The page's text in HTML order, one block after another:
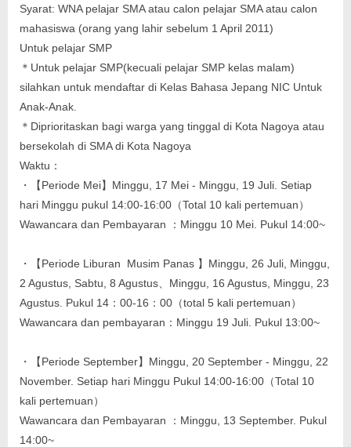
Syarat: WNA pelajar SMA atau calon pelajar SMA atau calon
mahasiswa (orang yang lahir sebelum 1 April 2011)
Untuk pelajar SMP
＊Untuk pelajar SMP(kecuali pelajar SMP kelas malam)
silahkan untuk mendaftar di Kelas Bahasa Jepang NIC Untuk
Anak-Anak.
＊Diprioritaskan bagi warga yang tinggal di Kota Nagoya atau
bersekolah di SMA di Kota Nagoya
Waktu：
・【Periode Mei】Minggu, 17 Mei - Minggu, 19 Juli. Setiap
hari Minggu pukul 14:00-16:00（Total 10 kali pertemuan）
Wawancara dan Pembayaran ：Minggu 10 Mei. Pukul 14:00~
・【Periode Liburan Musim Panas 】Minggu, 26 Juli, Minggu,
2 Agustus, Sabtu, 8 Agustus、Minggu, 16 Agustus, Minggu, 23
Agustus. Pukul 14：00-16：00（total 5 kali pertemuan）
Wawancara dan pembayaran：Minggu 19 Juli. Pukul 13:00~
・【Periode September】Minggu, 20 September - Minggu, 22
November. Setiap hari Minggu Pukul 14:00-16:00（Total 10
kali pertemuan）
Wawancara dan Pembayaran ：Minggu, 13 September. Pukul
14:00~